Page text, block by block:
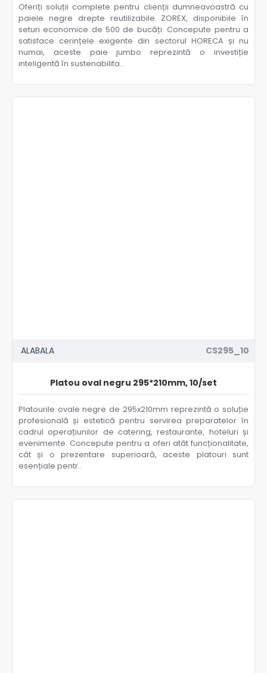
Oferiți soluții complete pentru clienții dumneavoastră cu
paiele negre drepte reutilizabile ZOREX, disponibile în
seturi economice de 500 de bucăți. Concepute pentru a
satisface cerințele exigente din sectorul HORECA și nu
numai, aceste paie jumbo reprezintă o investiție
inteligentă în sustenabilita..
ALABALA CS295_10
Platou oval negru 295*210mm, 10/set
Platourile ovale negre de 295x210mm reprezintă o soluție
profesională și estetică pentru servirea preparatelor în
cadrul operațiunilor de catering, restaurante, hoteluri și
evenimente. Concepute pentru a oferi atât funcționalitate,
cât și o prezentare superioară, aceste platouri sunt
esențiale pentr..